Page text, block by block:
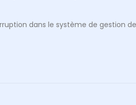
dans le système de gestion